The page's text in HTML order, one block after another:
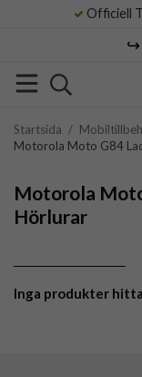
Officiell
↪️
Startsida /
Motorola Moto G84
Motorola
Hörlurar
Inga produkter